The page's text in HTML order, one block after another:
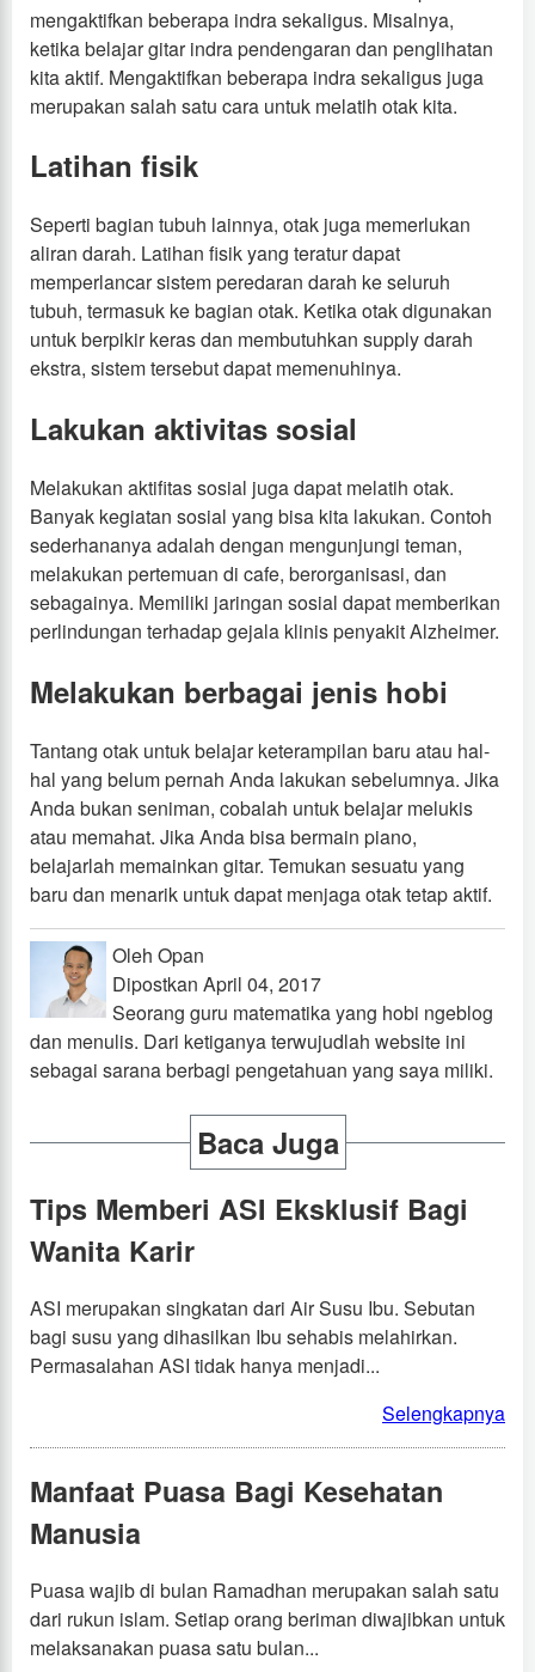
mengaktifkan beberapa indra sekaligus. Misalnya,
ketika belajar gitar indra pendengaran dan penglihatan
kita aktif. Mengaktifkan beberapa indra sekaligus juga
merupakan salah satu cara untuk melatih otak kita.
Latihan fisik
Seperti bagian tubuh lainnya, otak juga memerlukan
aliran darah. Latihan fisik yang teratur dapat
memperlancar sistem peredaran darah ke seluruh
tubuh, termasuk ke bagian otak. Ketika otak digunakan
untuk berpikir keras dan membutuhkan supply darah
ekstra, sistem tersebut dapat memenuhinya.
Lakukan aktivitas sosial
Melakukan aktifitas sosial juga dapat melatih otak.
Banyak kegiatan sosial yang bisa kita lakukan. Contoh
sederhananya adalah dengan mengunjungi teman,
melakukan pertemuan di cafe, berorganisasi, dan
sebagainya. Memiliki jaringan sosial dapat memberikan
perlindungan terhadap gejala klinis penyakit Alzheimer.
Melakukan berbagai jenis hobi
Tantang otak untuk belajar keterampilan baru atau hal-
hal yang belum pernah Anda lakukan sebelumnya. Jika
Anda bukan seniman, cobalah untuk belajar melukis
atau memahat. Jika Anda bisa bermain piano,
belajarlah memainkan gitar. Temukan sesuatu yang
baru dan menarik untuk dapat menjaga otak tetap aktif.
Oleh Opan
Dipostkan April 04, 2017
Seorang guru matematika yang hobi ngeblog
dan menulis. Dari ketiganya terwujudlah website ini
sebagai sarana berbagi pengetahuan yang saya miliki.
Baca Juga
Tips Memberi ASI Eksklusif Bagi
Wanita Karir
ASI merupakan singkatan dari Air Susu Ibu. Sebutan
bagi susu yang dihasilkan Ibu sehabis melahirkan.
Permasalahan ASI tidak hanya menjadi...
Selengkapnya
Manfaat Puasa Bagi Kesehatan
Manusia
Puasa wajib di bulan Ramadhan merupakan salah satu
dari rukun islam. Setiap orang beriman diwajibkan untuk
melaksanakan puasa satu bulan...